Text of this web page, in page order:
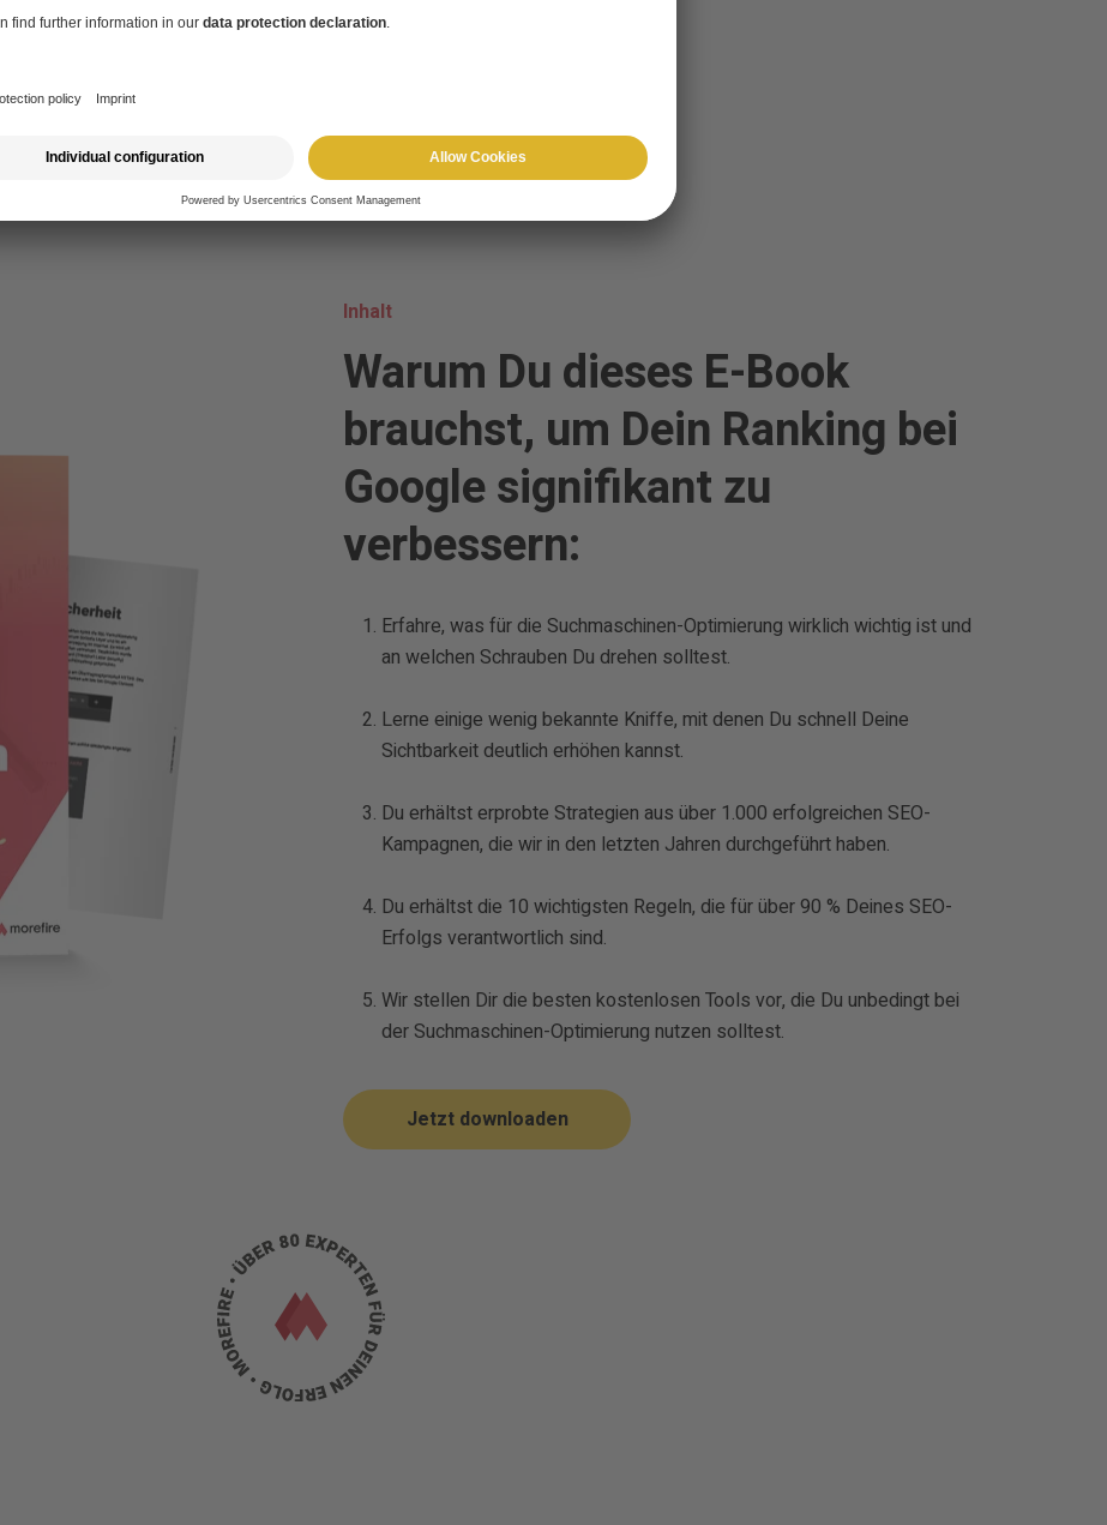
Inhalt
Warum Du dieses E-Book
brauchst, um Dein Ranking bei
Google signifikant zu
verbessern:
Erfahre, was für die Suchmaschinen-Optimierung wirklich wichtig ist und
an welchen Schrauben Du drehen solltest.
Lerne einige wenig bekannte Kniffe, mit denen Du schnell Deine
Sichtbarkeit deutlich erhöhen kannst.
Du erhältst erprobte Strategien aus über 1.000 erfolgreichen SEO-
Kampagnen, die wir in den letzten Jahren durchgeführt haben.
Du erhältst die 10 wichtigsten Regeln, die für über 90 % Deines SEO-
Erfolgs verantwortlich sind.
Wir stellen Dir die besten kostenlosen Tools vor, die Du unbedingt bei
der Suchmaschinen-Optimierung nutzen solltest.
Jetzt downloaden